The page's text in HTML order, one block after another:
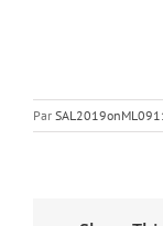
Par